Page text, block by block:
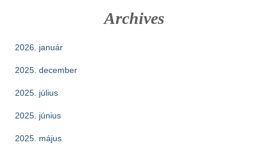
Archives
2026. január
2025. december
2025. július
2025. június
2025. május